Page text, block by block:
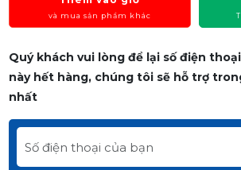
và mua sản phẩm khác
Quý khách vui lòng để lại số điện
này hết hàng, chúng tôi sẽ hỗ trợ
nhất